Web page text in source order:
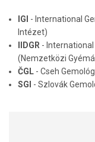
IGI - International
Intézet)
IIDGR -
(Nemzetközi
ČGL - Cseh
SGI - Szlovák